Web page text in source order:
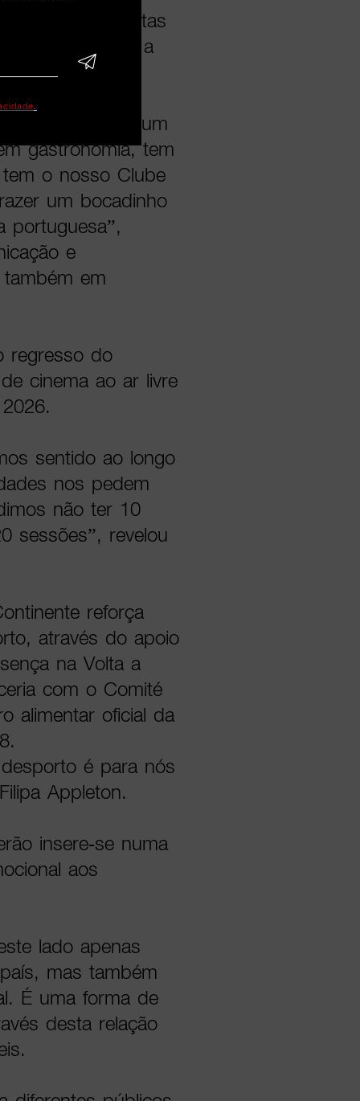
depois as Festas
e passam a
levar um
gastronomia, tem
o nosso Clube
um bocadinho
portuguesa”,
e
em
regresso do
cinema ao ar livre
sentido ao longo
nos pedem
não ter 10
sessões”, revelou
reforça
através do apoio
na Volta a
com o Comité
alimentar oficial da
é para nós
Appleton.
insere-se numa
aos
lado apenas
mas também
É uma forma de
desta relação
.